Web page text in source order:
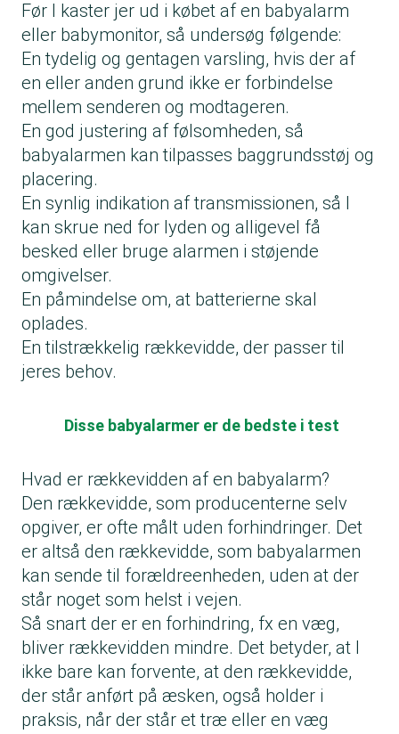
Før I kaster jer ud i købet af en babyalarm
eller babymonitor, så undersøg følgende:
En tydelig og gentagen varsling, hvis der af
en eller anden grund ikke er forbindelse
mellem senderen og modtageren.
En god justering af følsomheden, så
babyalarmen kan tilpasses baggrundsstøj og
placering.
En synlig indikation af transmissionen, så I
kan skrue ned for lyden og alligevel få
besked eller bruge alarmen i støjende
omgivelser.
En påmindelse om, at batterierne skal
oplades.
En tilstrækkelig rækkevidde, der passer til
jeres behov.
Disse babyalarmer er de bedste i test
Hvad er rækkevidden af en babyalarm?
Den rækkevidde, som producenterne selv
opgiver, er ofte målt uden forhindringer. Det
er altså den rækkevidde, som babyalarmen
kan sende til forældreenheden, uden at der
står noget som helst i vejen.
Så snart der er en forhindring, fx en væg,
bliver rækkevidden mindre. Det betyder, at I
ikke bare kan forvente, at den rækkevidde,
der står anført på æsken, også holder i
praksis, når der står et træ eller en væg